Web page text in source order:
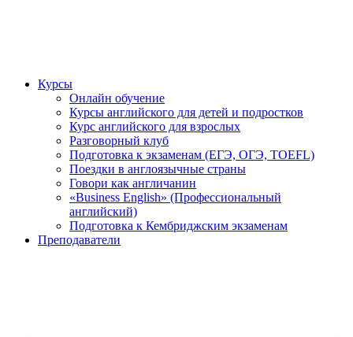
Курсы
Онлайн обучение
Курсы английского для детей и подростков
Курс английского для взрослых
Разговорный клуб
Подготовка к экзаменам (ЕГЭ, ОГЭ, TOEFL)
Поездки в англоязычные страны
Говори как англичанин
«Business English» (Профессиональный
английский)
Подготовка к Кембриджским экзаменам
Преподаватели